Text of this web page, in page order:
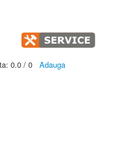
0.0 / 0 Adauga